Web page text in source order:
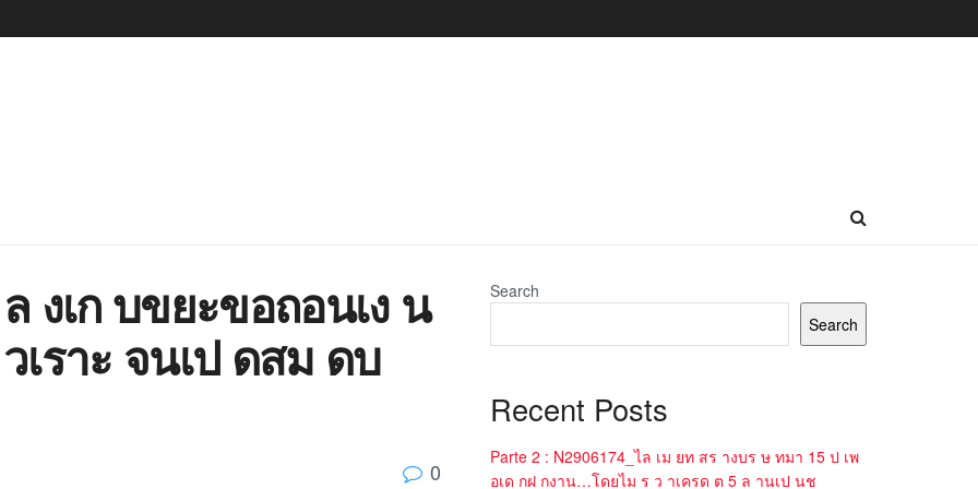
งเก บขยะขอถอนเง น
ราะ จนเป ดสม ดบ
0
Search
Search
Recent Posts
Parte 2 : N2906174_ไล เม ยท สร างบร ษ ทมา 15 ป เพ
อเด กฝ กงาน…โดยไม ร ว าเครด ต 5 ล านเป นช